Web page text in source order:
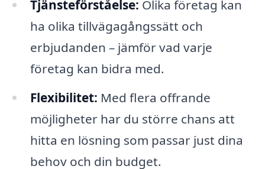
Tjänsteförståelse: Olika företag kan
ha olika tillvägagångssätt och
erbjudanden – jämför vad varje
företag kan bidra med.
Flexibilitet: Med flera offrande
möjligheter har du större chans att
hitta en lösning som passar just dina
behov och din budget.